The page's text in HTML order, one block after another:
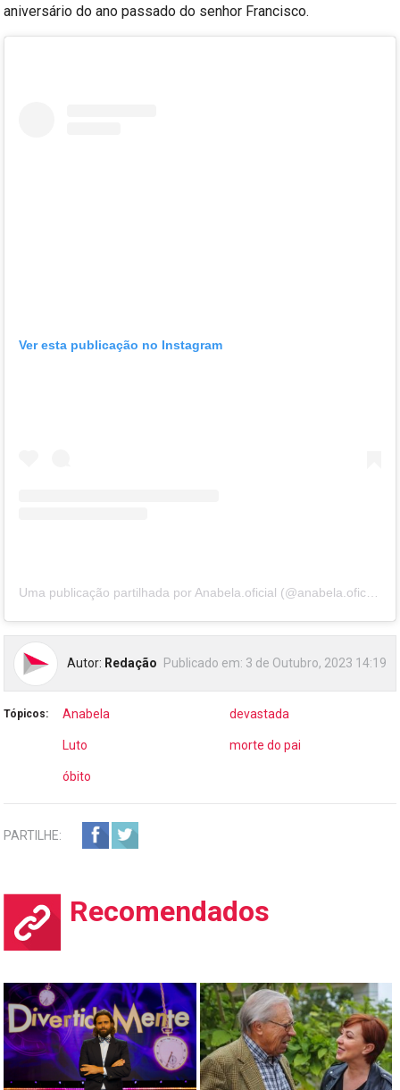
aniversário do ano passado do senhor Francisco.
Ver esta publicação no Instagram
Autor: Redação Publicado em: 3 de Outubro, 2023 14:19
Tópicos: Anabela devastada
Luto morte do pai
óbito
PARTILHE:
Recomendados